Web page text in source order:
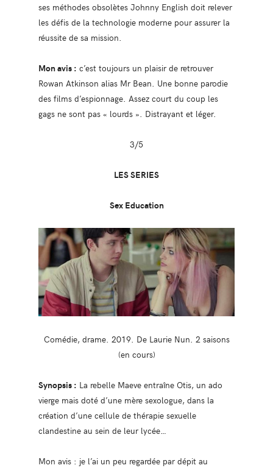
ses méthodes obsolètes Johnny English doit relever
les défis de la technologie moderne pour assurer la
réussite de sa mission.
Mon avis : c’est toujours un plaisir de retrouver
Rowan Atkinson alias Mr Bean. Une bonne parodie
des films d’espionnage. Assez court du coup les
gags ne sont pas « lourds ». Distrayant et léger.
3/5
LES SERIES
Sex Education
Comédie, drame. 2019. De Laurie Nun. 2 saisons
(en cours)
Synopsis : La rebelle Maeve entraîne Otis, un ado
vierge mais doté d’une mère sexologue, dans la
création d’une cellule de thérapie sexuelle
clandestine au sein de leur lycée…
Mon avis : je l’ai un peu regardée par dépit au